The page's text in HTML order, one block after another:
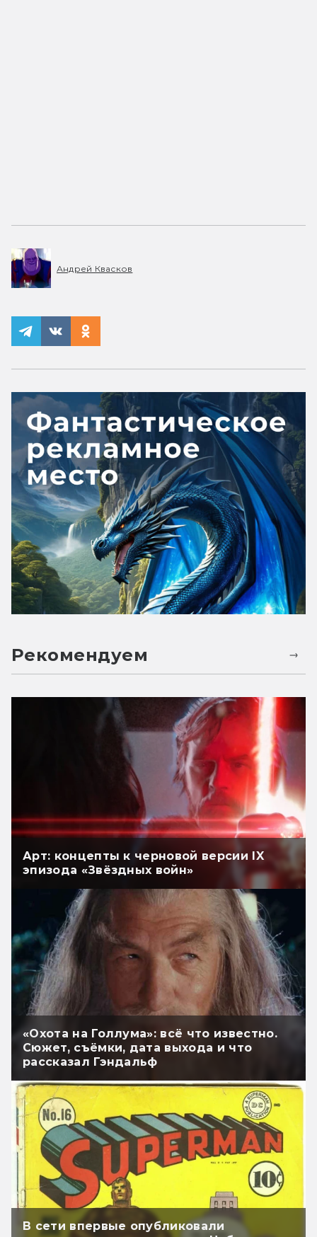
Андрей Квасков
Рекомендуем
Арт: концепты к черновой версии IX
эпизода «Звёздных войн»
«Охота на Голлума»: всё что известно.
Сюжет, съёмки, дата выхода и что
рассказал Гэндальф
В сети впервые опубликовали